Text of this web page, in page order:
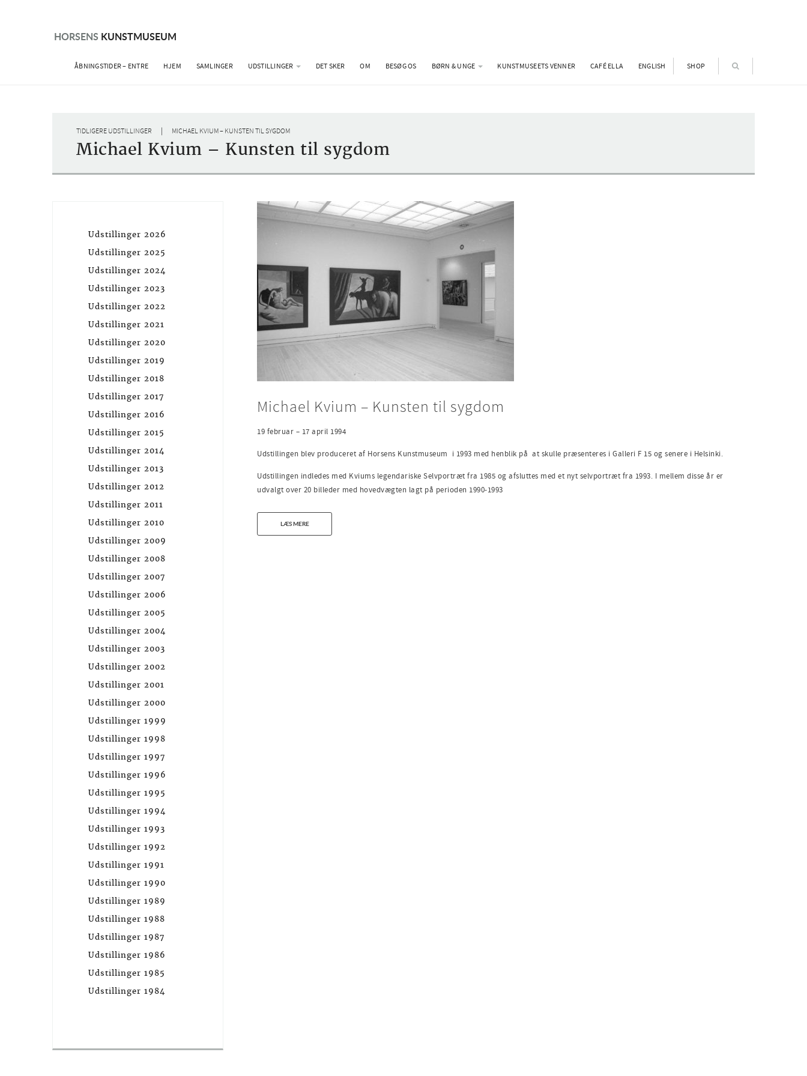
HORSENS KUNSTMUSEUM
ÅBNINGSTIDER – ENTRE HJEM SAMLINGER UDSTILLINGER DET SKER OM BESØG OS BØRN & UNGE KUNSTMUSEETS VENNER CAFÉ ELLA ENGLISH SHOP
TIDLIGERE UDSTILLINGER | MICHAEL KVIUM – KUNSTEN TIL SYGDOM
Michael Kvium – Kunsten til sygdom
Michael Kvium – Kunsten til sygdom
19 februar – 17 april 1994
Udstillingen blev produceret af Horsens Kunstmuseum i 1993 med henblik på at skulle præsenteres i Galleri F 15 og senere i Helsinki.
Udstillingen indledes med Kviums legendariske Selvportræt fra 1985 og afsluttes med et nyt selvportræt fra 1993. I mellem disse år er
udvalgt over 20 billeder med hovedvægten lagt på perioden 1990-1993
LÆS MERE
Udstillinger 2026
Udstillinger 2025
Udstillinger 2024
Udstillinger 2023
Udstillinger 2022
Udstillinger 2021
Udstillinger 2020
Udstillinger 2019
Udstillinger 2018
Udstillinger 2017
Udstillinger 2016
Udstillinger 2015
Udstillinger 2014
Udstillinger 2013
Udstillinger 2012
Udstillinger 2011
Udstillinger 2010
Udstillinger 2009
Udstillinger 2008
Udstillinger 2007
Udstillinger 2006
Udstillinger 2005
Udstillinger 2004
Udstillinger 2003
Udstillinger 2002
Udstillinger 2001
Udstillinger 2000
Udstillinger 1999
Udstillinger 1998
Udstillinger 1997
Udstillinger 1996
Udstillinger 1995
Udstillinger 1994
Udstillinger 1993
Udstillinger 1992
Udstillinger 1991
Udstillinger 1990
Udstillinger 1989
Udstillinger 1988
Udstillinger 1987
Udstillinger 1986
Udstillinger 1985
Udstillinger 1984